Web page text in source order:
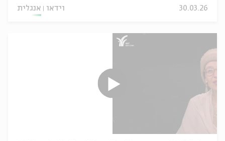
אנגלית וידאו 30.03.26